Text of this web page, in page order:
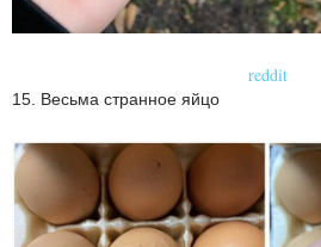
reddit
15. Весьма странное яйцо